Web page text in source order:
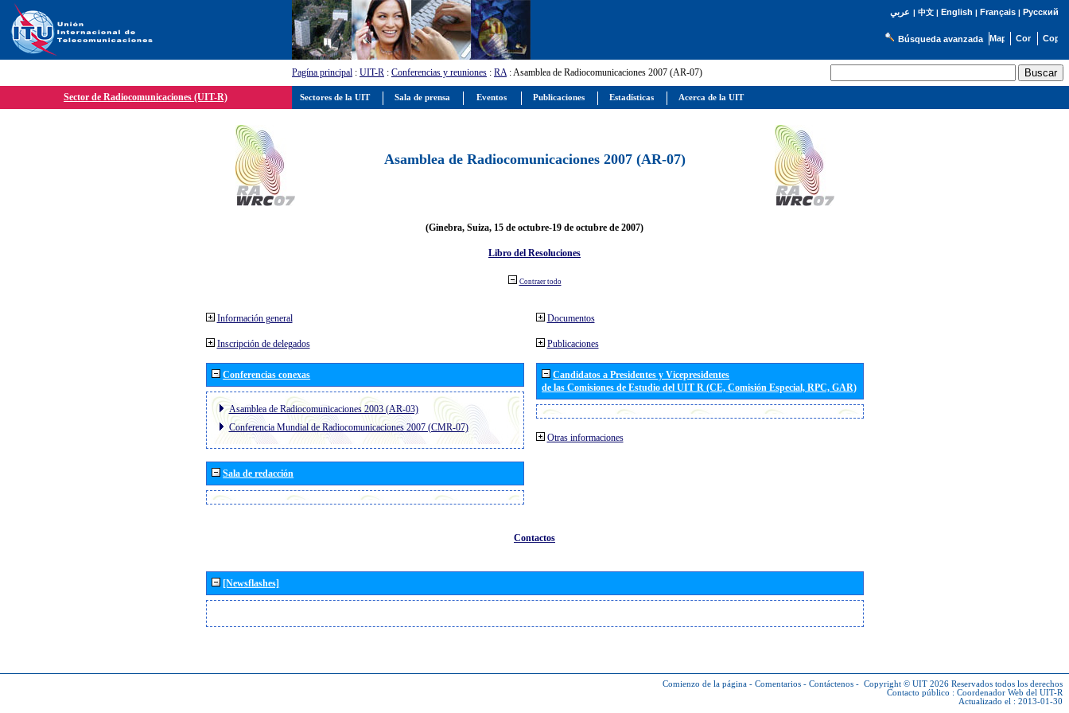
عربي | 中文| English | Français| Русский
Búsqueda avanzada
Pagína principal : UIT-R : Conferencias y reuniones : RA: Asamblea de Radiocomunicaciones 2007 (AR-07)
Sector de Radiocomunicaciones (UIT-R)
Asamblea de Radiocomunicaciones 2007 (AR-07)
(Ginebra, Suiza, 15 de octubre-19 de octubre de 2007)
Libro del Resoluciones
Contraer todo
Información general
Inscripción de delegados
Conferencias conexas
Asamblea de Radiocomunicaciones 2003 (AR-03)
Conferencia Mundial de Radiocomunicaciones 2007 (CMR-07)
Sala de redacción
Documentos
Publicaciones
Candidatos a Presidentes y Vicepresidentes
de las Comisiones de Estudio del UIT R (CE, Comisión Especial, RPC, GAR)
Otras informaciones
Contactos
[Newsflashes]
Comienzo de la página - Comentarios - Contáctenos - Copyright © UIT 2026 Reservados todos los derechos
Contacto público : Coordenador Web del UIT-R
Actualizado el : 2013-01-30
Sectores de la UIT Sala de prensa Eventos Publicaciones Estadísticas Acerca de la UIT